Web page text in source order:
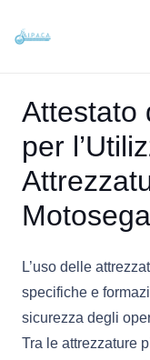
Attestato
per
L’uso delle
specifiche e
sicurezza degli
Tra le attrezzature